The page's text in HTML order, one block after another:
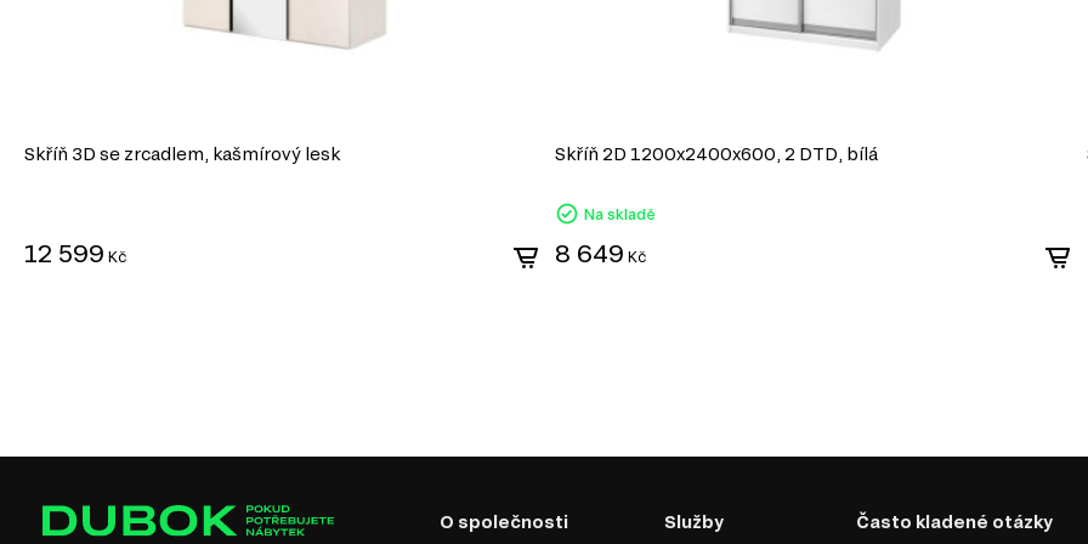
Pevnost a stabilita: DTD zajišťuje pevnost a
precizní vzhled povrchu, což zvyšuje celkovou
dostupného a pevného nábytku, který se
SKANDINÁVSKÝ STYL
minimum dekoru a jeden výrazný prvek uspořádání v místnosti. Design může být doplněn o
koberce se vzory, obrazy, vázy, doplňky ve vikingském stylu, ručně vyráběné dřevěné předměty;
Skříň 3D se zrcadlem, kašmírový lesk
12 599 Kč
Skříň 2D 1200x2400x600, 2 DTD, bílá
Na skladě
8 649 Kč
O společnosti Služby Často kladené otázky